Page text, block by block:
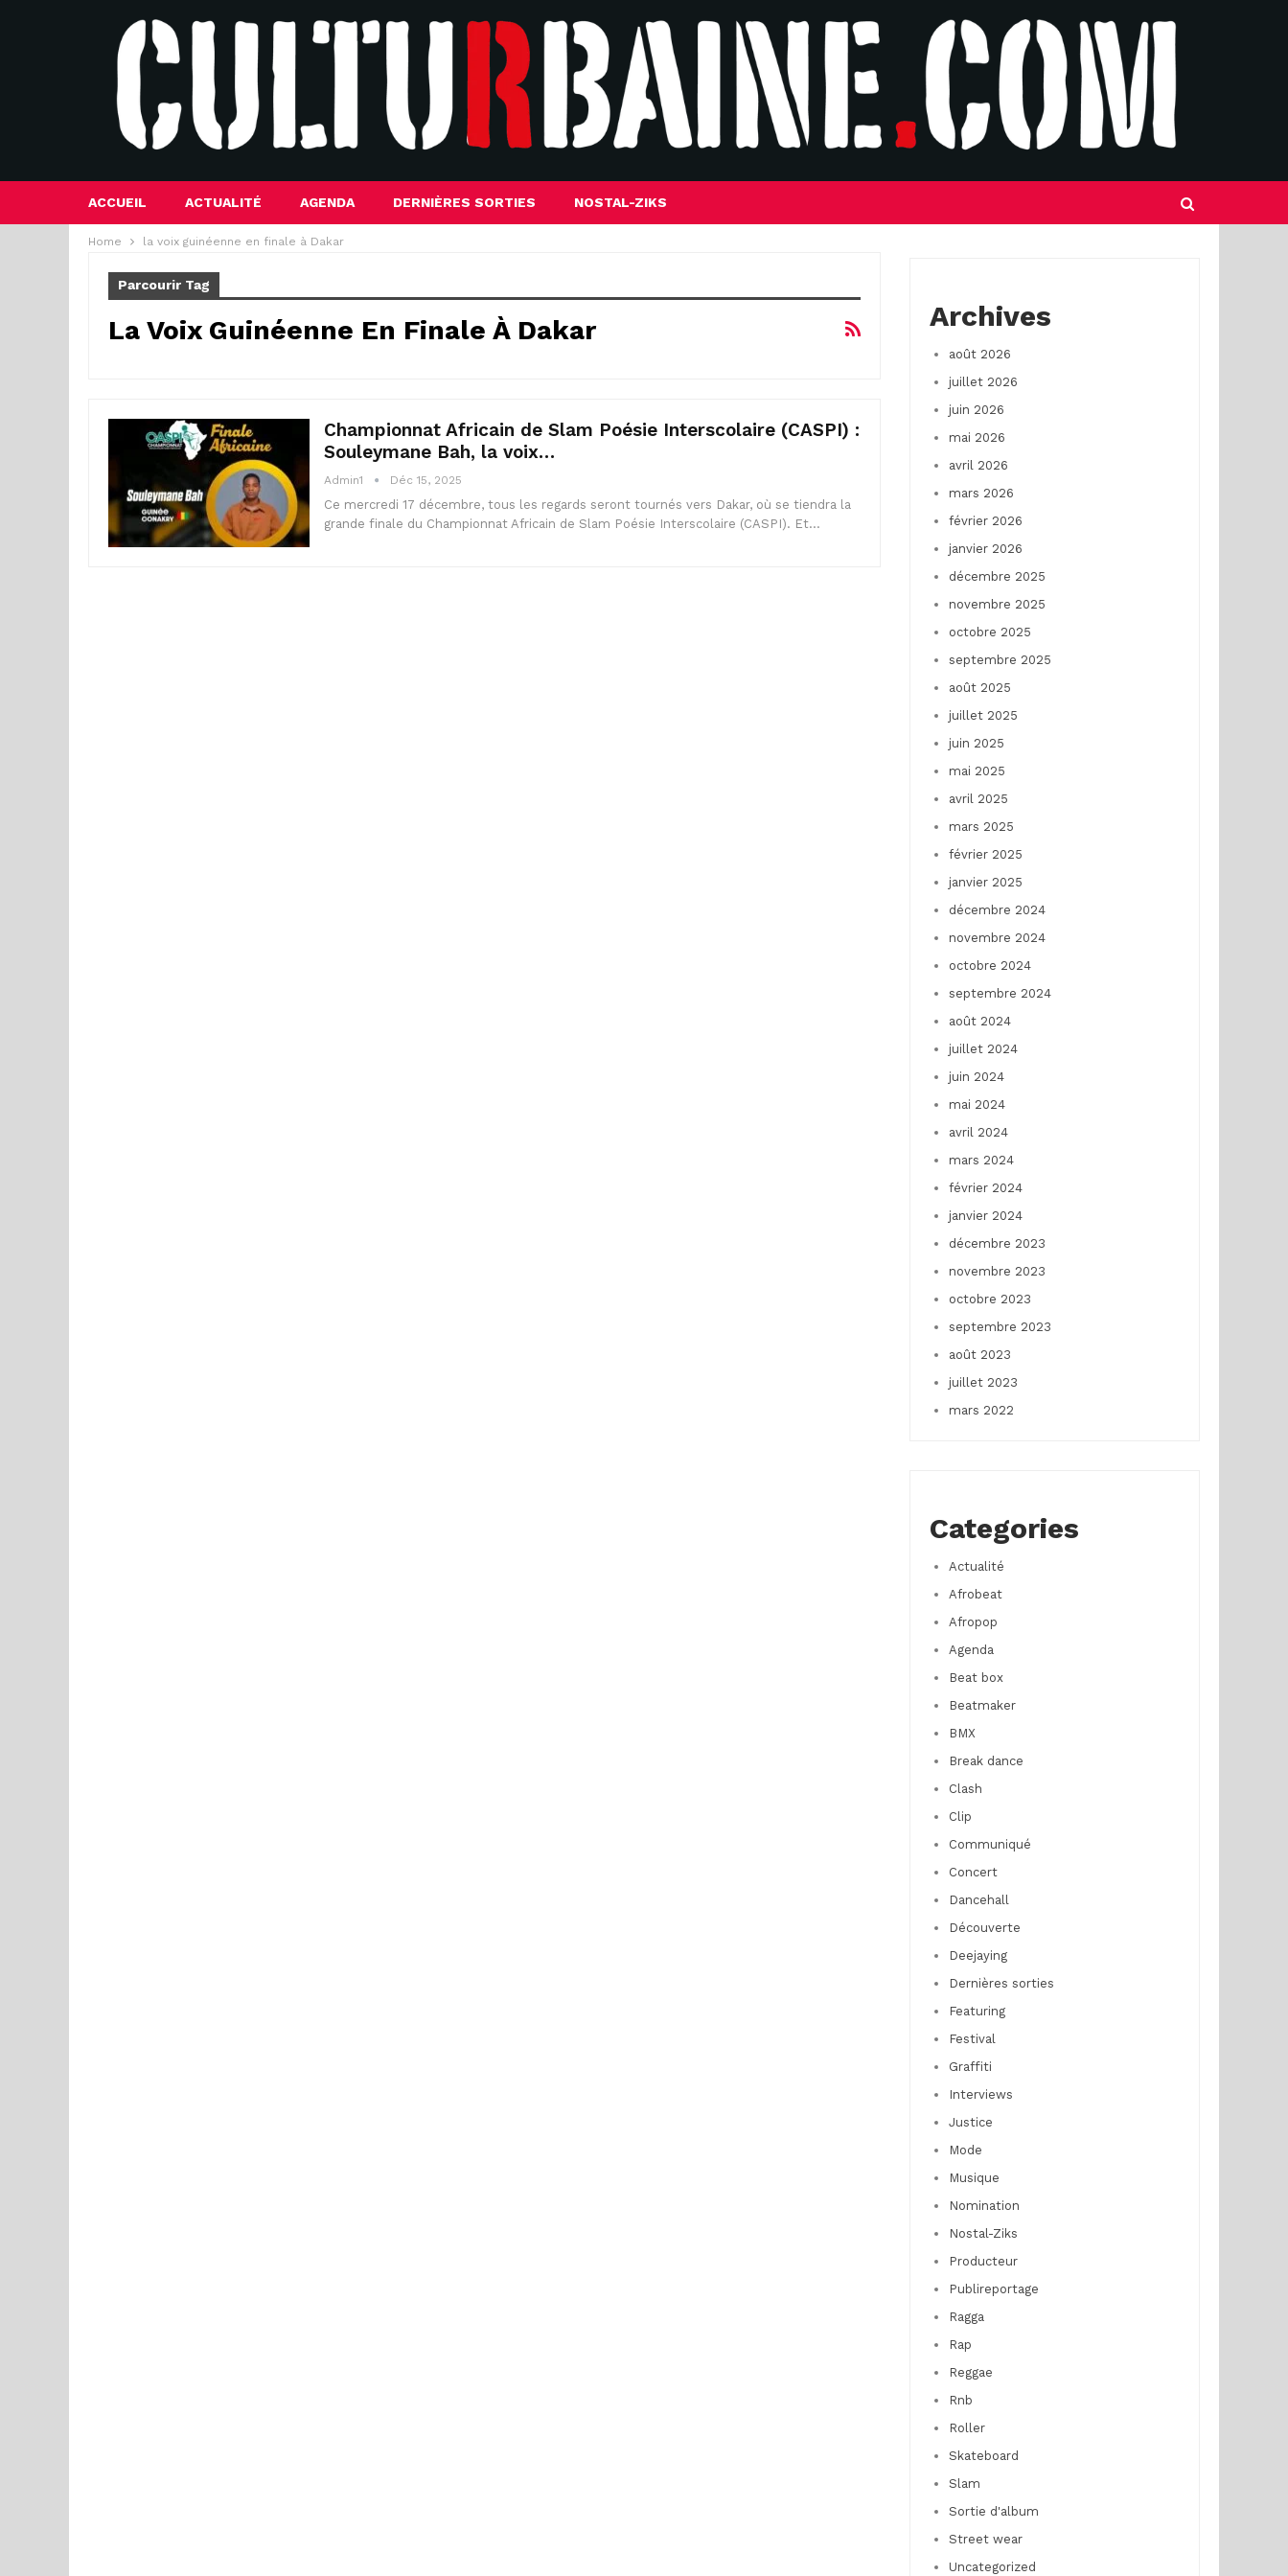
ACCUEIL ACTUALITÉ AGENDA DERNIÈRES SORTIES NOSTAL-ZIKS
Home la voix guinéenne en finale à Dakar
Parcourir Tag
La Voix Guinéenne En Finale À Dakar
Championnat Africain de Slam Poésie Interscolaire (CASPI) :
Souleymane Bah, la voix…
Admin1 Déc 15, 2025
Ce mercredi 17 décembre, tous les regards seront tournés vers Dakar, où se tiendra la
grande finale du Championnat Africain de Slam Poésie Interscolaire (CASPI). Et…
Archives
août 2026
juillet 2026
juin 2026
mai 2026
avril 2026
mars 2026
février 2026
janvier 2026
décembre 2025
novembre 2025
octobre 2025
septembre 2025
août 2025
juillet 2025
juin 2025
mai 2025
avril 2025
mars 2025
février 2025
janvier 2025
décembre 2024
novembre 2024
octobre 2024
septembre 2024
août 2024
juillet 2024
juin 2024
mai 2024
avril 2024
mars 2024
février 2024
janvier 2024
décembre 2023
novembre 2023
octobre 2023
septembre 2023
août 2023
juillet 2023
mars 2022
Categories
Actualité
Afrobeat
Afropop
Agenda
Beat box
Beatmaker
BMX
Break dance
Clash
Clip
Communiqué
Concert
Dancehall
Découverte
Deejaying
Dernières sorties
Featuring
Festival
Graffiti
Interviews
Justice
Mode
Musique
Nomination
Nostal-Ziks
Producteur
Publireportage
Ragga
Rap
Reggae
Rnb
Roller
Skateboard
Slam
Sortie d'album
Street wear
Uncategorized